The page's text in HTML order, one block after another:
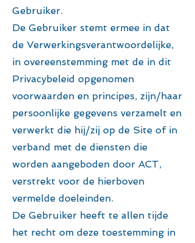
Gebruiker.
De Gebruiker stemt ermee in dat
de Verwerkingsverantwoordelijke,
in overeenstemming met de in dit
Privacybeleid opgenomen
voorwaarden en principes, zijn/haar
persoonlijke gegevens verzamelt en
verwerkt die hij/zij op de Site of in
verband met de diensten die
worden aangeboden door ACT,
verstrekt voor de hierboven
vermelde doeleinden.
De Gebruiker heeft te allen tijde
het recht om deze toestemming in